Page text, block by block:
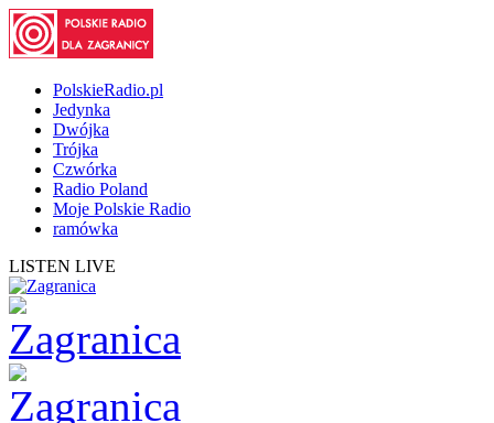
PolskieRadio.pl
Jedynka
Dwójka
Trójka
Czwórka
Radio Poland
Moje Polskie Radio
ramówka
LISTEN LIVE